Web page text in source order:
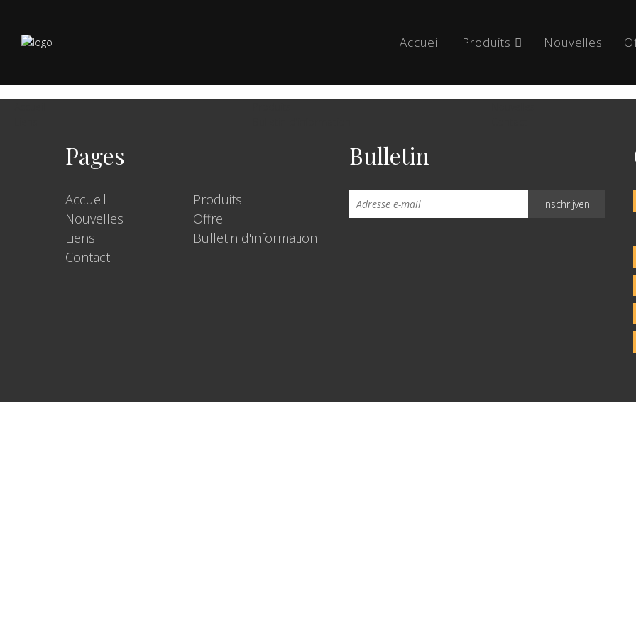
Accueil Produits Nouvelles
Pages
Accueil
Produits
Nouvelles
Offre
Liens
Bulletin d'information
Contact
Bulletin